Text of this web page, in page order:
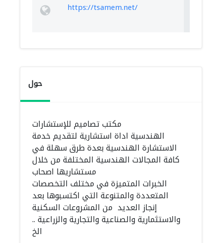
https://tsamem.net/
حول
مكتب تصاميم للإستشارات
الهندسية اداة استشارية لتقديم خدمة
الاستشارة الهندسية بعدة طرق سهلة في
كافة المجالات الهندسية المختلفة من خلال
مستشاريها اصحاب
الخبرات المتميزة في مختلف التخصصات
المتعددة والمتنوعة التي اكتسبوها بعد
إنجاز العديد من المشروعات السكنية
والاستثمارية والصناعية والتجارية والزراعية ..
الخ